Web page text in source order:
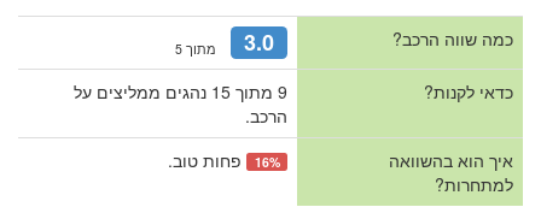
כמה שווה הרכב? 3.0 מתוך 5
כדאי לקנות?
9 מתוך 15 נהגים ממליצים על
הרכב.
איך הוא בהשוואה
למתחרות?
16% פחות טוב.